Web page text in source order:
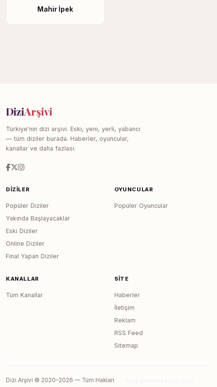
Mahir İpek
DiziArşivi
Türkiye'nin dizi arşivi. Eski, yeni, yerli, yabancı
— tüm diziler burada. Haberler, oyuncular,
kanallar ve daha fazlası.
DIZILER
Popüler Diziler
Yakında Başlayacaklar
Eski Diziler
Online Diziler
Final Yapan Diziler
OYUNCULAR
Popüler Oyuncular
KANALLAR
Tüm Kanallar
SITE
Haberler
İletişim
Reklam
RSS Feed
Sitemap
Dizi Arşivi © 2020–2026 — Tüm Hakları